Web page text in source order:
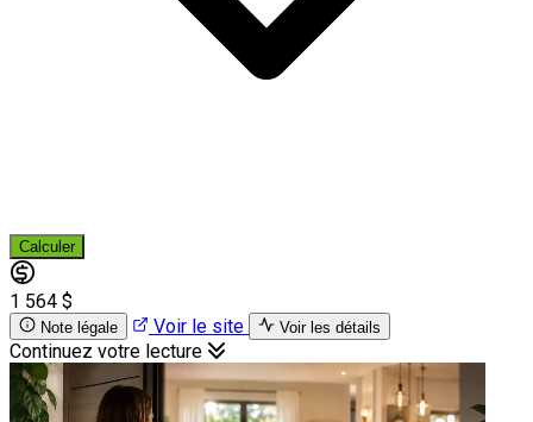
Calculer
1 564 $
Note légale Voir le site Voir les détails
Continuez votre lecture